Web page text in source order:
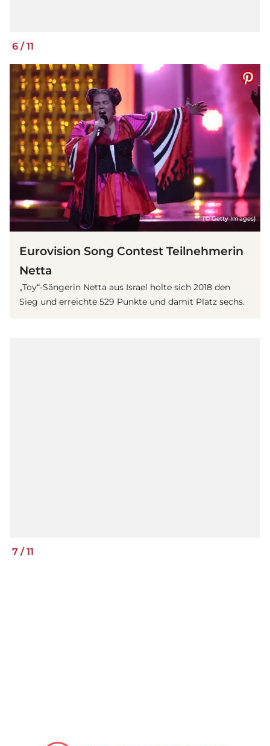
6 /11
(© Getty Images)
Eurovision Song Contest Teilnehmerin
Netta
„Toy“-Sängerin Netta aus Israel holte sich 2018 den
Sieg und erreichte 529 Punkte und damit Platz sechs.
7 / 11